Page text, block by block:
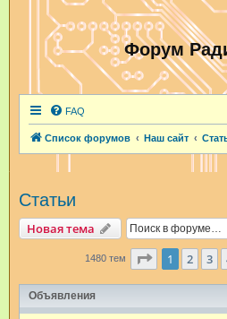
Форум
FAQ
Список форумов Наш сайт
Статьи
Новая тема
1480 тем Страница
1 2 3
Объявления